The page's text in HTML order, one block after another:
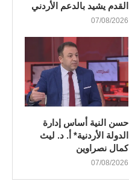
القدم يشيد بالدعم الأردني
07/08/2026
حسن النية أساس إدارة
الدولة الأردنية* أ. د. ليث
كمال نصراوين
07/08/2026